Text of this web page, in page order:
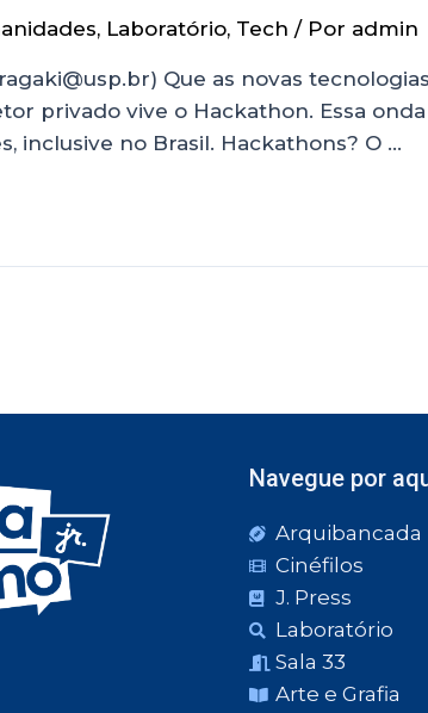
, Laboratório, Tech / Por admin
Que as novas
privado vive o Hackathon. Essa
inclusive no Brasil. Hackathons? O …
Navegue por
Arquibancada
Cinéfilos
J. Press
Laboratório
Sala 33
Arte e Grafia